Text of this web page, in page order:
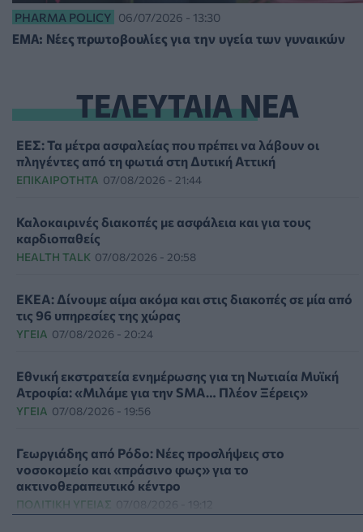
PHARMA POLICY 06/07/2026 - 13:30
EMA: Νέες πρωτοβουλίες για την υγεία των γυναικών
ΤΕΛΕΥΤΑΙΑ ΝΕΑ
ΕΕΣ: Τα μέτρα ασφαλείας που πρέπει να λάβουν οι
πληγέντες από τη φωτιά στη Δυτική Αττική
ΕΠΙΚΑΙΡΌΤΗΤΑ 07/08/2026 - 21:44
Καλοκαιρινές διακοπές με ασφάλεια και για τους
καρδιοπαθείς
HEALTH TALK 07/08/2026 - 20:58
ΕΚΕΑ: Δίνουμε αίμα ακόμα και στις διακοπές σε μία από
τις 96 υπηρεσίες της χώρας
ΥΓΕΊΑ 07/08/2026 - 20:24
Εθνική εκστρατεία ενημέρωσης για τη Νωτιαία Μυϊκή
Ατροφία: «Μιλάμε για την SMA… Πλέον Ξέρεις»
ΥΓΕΊΑ 07/08/2026 - 19:56
Γεωργιάδης από Ρόδο: Νέες προσλήψεις στο
νοσοκομείο και «πράσινο φως» για το
ακτινοθεραπευτικό κέντρο
ΠΟΛΙΤΙΚΉ ΥΓΕΊΑΣ 07/08/2026 - 19:12